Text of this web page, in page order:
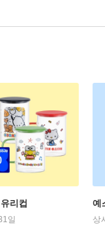
리컵
일
예
상